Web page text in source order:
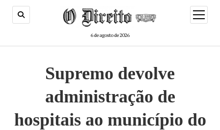
6 de agosto de 2026
menu
de
Supremo devolve
administração de
hospitais ao município do